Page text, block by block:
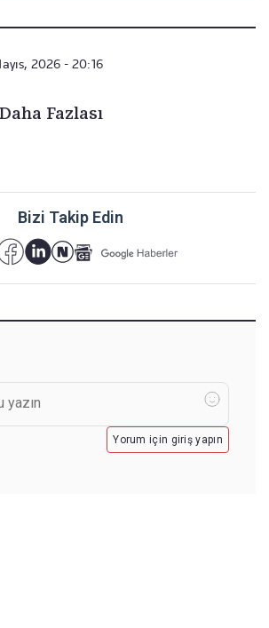
2026 - 20:16
Fazlası
Bizi Takip Edin
Yorum için giriş yapın